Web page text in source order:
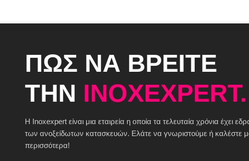
ΠΩΣ ΝΑ ΒΡΕΙΤΕ
ΤΗΝ INOXEXPERT.
H Inoxexpert είναι μια εταιρεία η οποία τα τελευταία χρόνια έχει
των ανοξείδωτων κατασκευών. Ελάτε να γνωριστούμε ή καλέστε
περισσότερα!